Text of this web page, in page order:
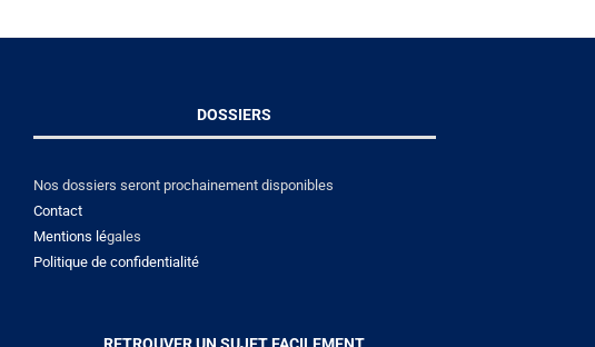
DOSSIERS
Nos dossiers seront prochainement disponibles
Contact
Mentions légales
Politique de confidentialité